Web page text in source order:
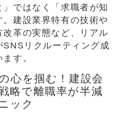
ではなく「求職者が知
。建設業界特有の技術や
革の実態など、リアル
SNSリクルーティング成
す。
心を掴む！建設会
略で離職率が半減
ック